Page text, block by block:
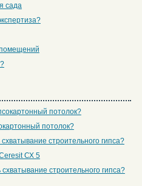
сада
потолок?
потолок?
строительного гипса?
СХ 5
строительного гипса?